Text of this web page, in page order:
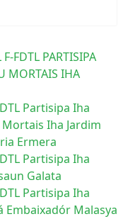
FDTL PARTISIPA
MORTAIS IHA
Partisipa Iha
Iha Jardim
Ermera
Partisipa Iha
Galata
Partisipa Iha
Embaixadór Malasya